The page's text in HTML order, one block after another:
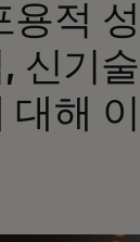
용적
신기
대해